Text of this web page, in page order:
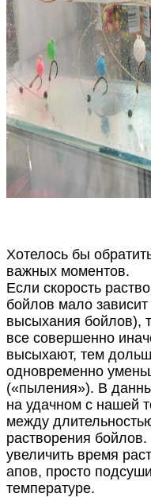
Хотелось бы
важных моментов.
Если скорость
бойлов мало
высыхания бойлов),
все совершенно
высыхают, тем
одновременно
(«пыления»). В
на удачном с нашей
между
растворения
увеличить время
апов, просто
температуре.